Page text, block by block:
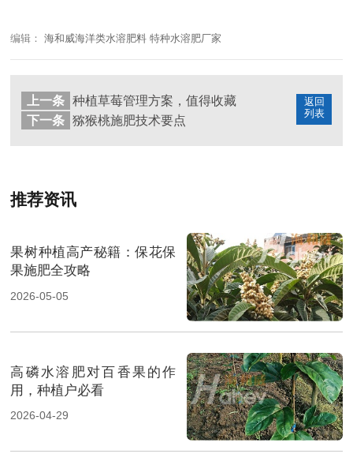
编辑：海和威海洋类水溶肥料 特种水溶肥厂家
返回
列表
上一条
种植草莓管理方案，值得收藏
下一条
猕猴桃施肥技术要点
推荐资讯
果树种植高产秘籍：保花保
果施肥全攻略
2026-05-05
高磷水溶肥对百香果的作
用，种植户必看
2026-04-29